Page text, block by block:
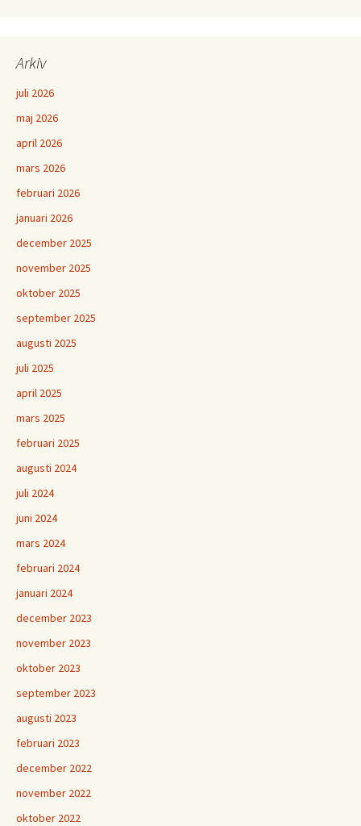
Arkiv
juli 2026
maj 2026
april 2026
mars 2026
februari 2026
januari 2026
december 2025
november 2025
oktober 2025
september 2025
augusti 2025
juli 2025
april 2025
mars 2025
februari 2025
augusti 2024
juli 2024
juni 2024
mars 2024
februari 2024
januari 2024
december 2023
november 2023
oktober 2023
september 2023
augusti 2023
februari 2023
december 2022
november 2022
oktober 2022